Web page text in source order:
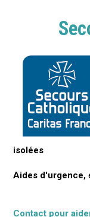
isolées
Aides d'urgence,
Contact pour